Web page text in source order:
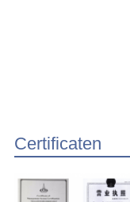
Certificaten